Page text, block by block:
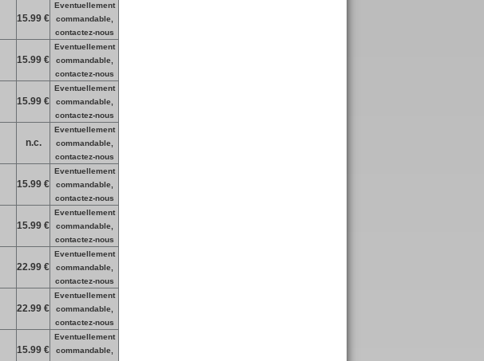
15.99 €
Eventuellement
commandable,
contactez-nous
15.99 €
Eventuellement
commandable,
contactez-nous
15.99 €
Eventuellement
commandable,
contactez-nous
n.c.
Eventuellement
commandable,
contactez-nous
15.99 €
Eventuellement
commandable,
contactez-nous
15.99 €
Eventuellement
commandable,
contactez-nous
22.99 €
Eventuellement
commandable,
contactez-nous
22.99 €
Eventuellement
commandable,
contactez-nous
15.99 €
Eventuellement
commandable,